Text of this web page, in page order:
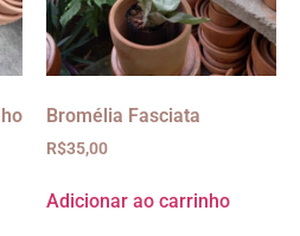
Bromélia Fasciata
R$35,00
Adicionar ao carrinho